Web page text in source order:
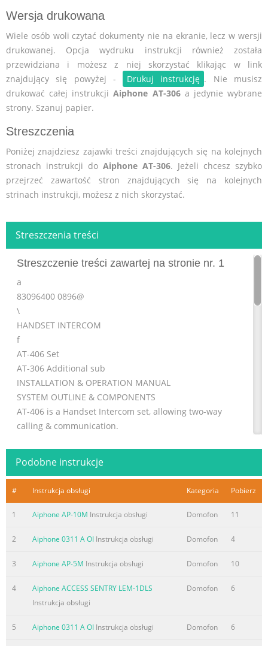
Wersja drukowana
Wiele osób woli czytać dokumenty nie na ekranie, lecz w wersji
drukowanej. Opcja wydruku instrukcji również została
przewidziana i możesz z niej skorzystać klikając w link
znajdujący się powyżej -
Drukuj instrukcję . Nie musisz
drukować całej instrukcjiAiphone AT-306a jedynie wybrane
strony. Szanuj papier.
Streszczenia
Poniżej znajdziesz zajawki treści znajdujących się na kolejnych
stronach instrukcji do Aiphone AT-306. Jeżeli chcesz szybko
przejrzeć zawartość stron znajdujących się na kolejnych
strinach instrukcji, możesz z nich skorzystać.
Streszczenia treści
Streszczenie treści zawartej na stronie nr. 1
a
83096400 0896@
\
HANDSET INTERCOM
f
AT-406 Set
AT-306 Additional sub
INSTALLATION & OPERATION MANUAL
SYSTEM OUTLINE & COMPONENTS
AT-406 is a Handset Intercom set, allowing two-way
calling & communication.
I
or Sub station (AT-306)
Podobne instrukcje
# Instrukcja obsługi Kategoria Pobierz
1 Aiphone AP-10M Instrukcja obsługi Domofon 11
2 Aiphone 0311 A OI Instrukcja obsługi Domofon 4
3 Aiphone AP-5M Instrukcja obsługi Domofon 10
4
Aiphone ACCESS SENTRY LEM-1DLS
Instrukcja obsługi
Domofon 6
5 Aiphone 0311 A OI Instrukcja obsługi Domofon 6